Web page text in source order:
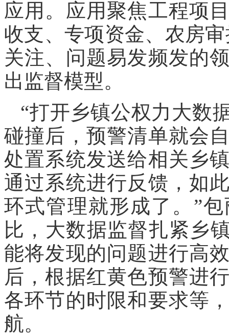
应用。应用聚焦工程项
收支、专项资金、农房
关注、问题易发频发的
出监督模型。
“打开乡镇公权力大数
碰撞后，预警清单就会
处置系统发送给相关乡
通过系统进行反馈，如
环式管理就形成了。”
比，大数据监督扎紧乡
能将发现的问题进行高
后，根据红黄色预警进
各环节的时限和要求等
航。